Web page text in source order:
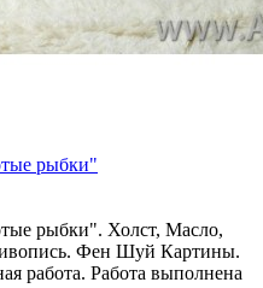
рыбки"
рыбки". Холст, Масло,
Фен Шуй Картины.
работа. Работа выполнена